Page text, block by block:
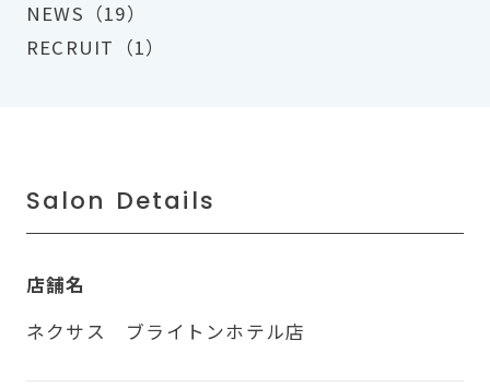
NEWS（19）
RECRUIT（1）
Salon Details
店舗名
ネクサス ブライトンホテル店